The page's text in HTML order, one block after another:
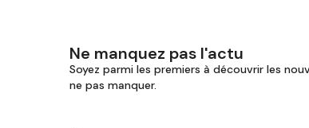
Ne manquez pas l'actu
Soyez parmi les premiers à découvrir les
ne pas manquer.